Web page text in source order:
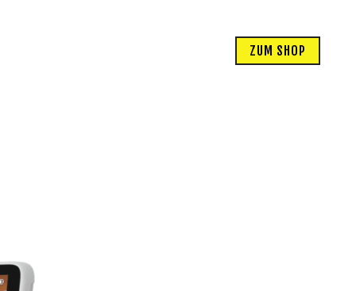
ZUM SHOP